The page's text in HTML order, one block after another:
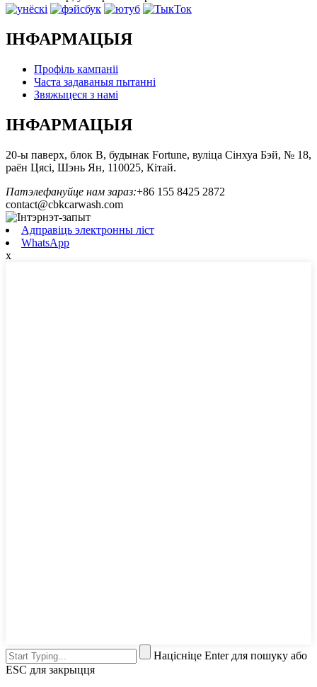
ІНФАРМАЦЫЯ
Профіль кампаніі
Часта задаваныя пытанні
Звяжыцеся з намі
ІНФАРМАЦЫЯ
20-ы паверх, блок B, будынак Fortune, вуліца Сінхуа Бэй, № 18,
раён Цясі, Шэнь Ян, 110025, Кітай.
Патэлефануйце нам зараз:+86 155 8425 2872
contact@cbkcarwash.com
Адправіць электронны ліст
WhatsApp
x
Націсніце Enter для пошуку або
ESC для закрыцця